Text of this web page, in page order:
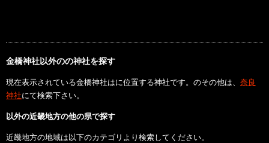
金橋神社以外のの神社を探す
現在表示されている金橋神社はに位置する神社です。のその他は、 奈良
神社にて検索下さい。
以外の近畿地方の他の県で探す
近畿地方の地域は以下のカテゴリより検索してください。